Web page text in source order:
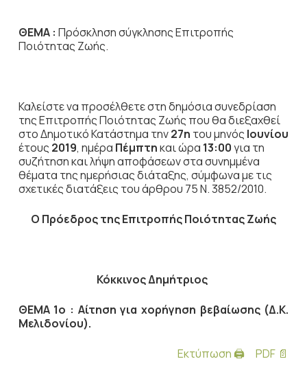
ΘΕΜΑ : Πρόσκληση σύγκλησης Επιτροπής
Ποιότητας Ζωής.
Καλείστε να προσέλθετε στη δημόσια συνεδρίαση
της Επιτροπής Ποιότητας Ζωής που θα διεξαχθεί
στο Δημοτικό Κατάστημα την27η του μηνός Ιουνίου
έτους 2019, ημέρα Πέμπτηκαι ώρα 13:00για τη
συζήτησηκαι λήψη αποφάσεων στα συνημμένα
θέματα της ημερήσιας διάταξης, σύμφωνα με τις
σχετικές διατάξεις του άρθρου 75 Ν. 3852/2010.
Ο Πρόεδροςτης Επιτροπής Ποιότητας Ζωής
Κόκκινος Δημήτριος
ΘΕΜΑ 1ο : Αίτηση για χορήγηση βεβαίωσης (Δ.Κ.
Μελιδονίου).
Εκτύπωση 🖨
PDF 📄